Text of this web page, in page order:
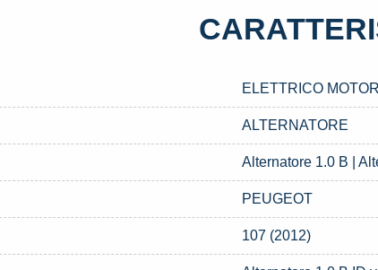
ELETTRICO
ALTERNATORE
Alternatore 1.0 B |
PEUGEOT
107 (2012)